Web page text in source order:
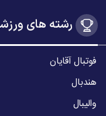
رشته های
فوتبال آقایان
هندبال
والیبال